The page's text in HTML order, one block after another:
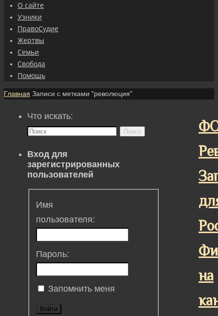
О сайте
Узники
ПравоСудие
Жертвы
Семьи
Свобода
Помощь
Главная Записи с метками "революция"
на
Что искать:
Поиск
Вход для
зарегистрированных
пользователей
Имя
пользователя:
Пароль:
Запомнить меня
Войти